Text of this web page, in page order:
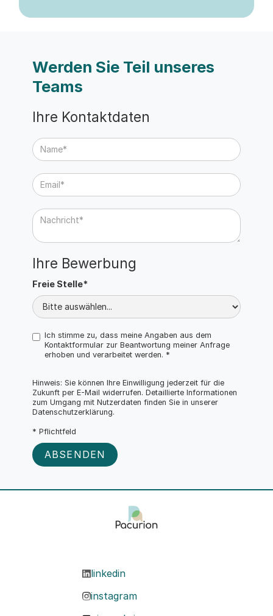
Werden Sie Teil unseres
Teams
Ihre Kontaktdaten
Ihre Bewerbung
Freie Stelle*
Ich stimme zu, dass meine Angaben aus dem
Kontaktformular zur Beantwortung meiner Anfrage
erhoben und verarbeitet werden. *
Hinweis: Sie können Ihre Einwilligung jederzeit für die
Zukunft per E-Mail widerrufen. Detaillierte Informationen
zum Umgang mit Nutzerdaten finden Sie in unserer
Datenschutzerklärung.
* Pflichtfeld
linkedin
instagram